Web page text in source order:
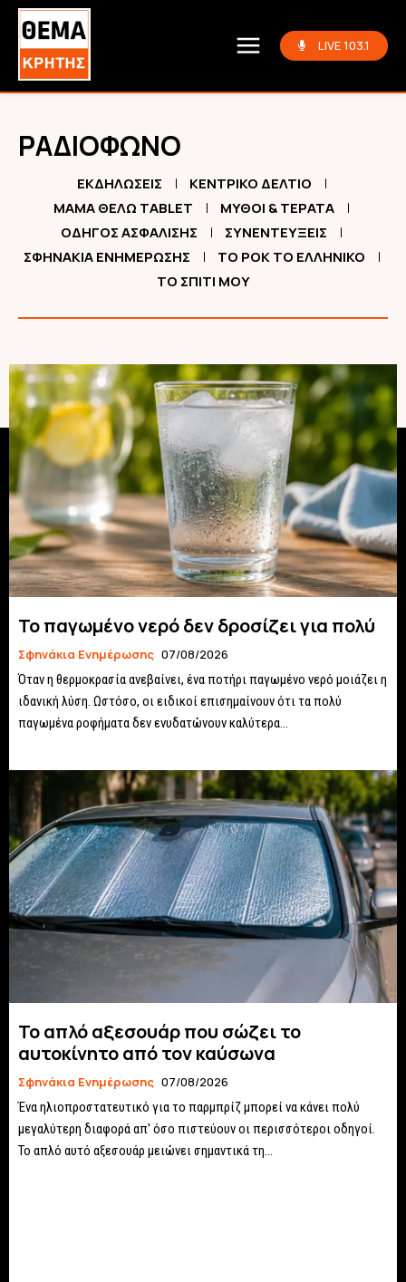
LIVE 103.1
ΡΑΔΙΟΦΩΝΟ
ΕΚΔΗΛΏΣΕΙΣ
ΚΕΝΤΡΙΚΌ ΔΕΛΤΊΟ
ΜΑΜΆ ΘΈΛΩ TABLET
ΜΎΘΟΙ & ΤΈΡΑΤΑ
ΟΔΗΓΌΣ ΑΣΦΆΛΙΣΗΣ
ΣΥΝΕΝΤΕΎΞΕΙΣ
ΣΦΗΝΆΚΙΑ ΕΝΗΜΈΡΩΣΗΣ
ΤΟ ΡΟΚ ΤΟ ΕΛΛΗΝΙΚΌ
ΤΟ ΣΠΊΤΙ ΜΟΥ
Το παγωμένο νερό δεν δροσίζει για πολύ
Σφηνάκια Ενημέρωσης 07/08/2026
Όταν η θερμοκρασία ανεβαίνει, ένα ποτήρι παγωμένο νερό μοιάζει η
ιδανική λύση. Ωστόσο, οι ειδικοί επισημαίνουν ότι τα πολύ
παγωμένα ροφήματα δεν ενυδατώνουν καλύτερα...
Το απλό αξεσουάρ που σώζει το
αυτοκίνητο από τον καύσωνα
Σφηνάκια Ενημέρωσης 07/08/2026
Ένα ηλιοπροστατευτικό για το παρμπρίζ μπορεί να κάνει πολύ
μεγαλύτερη διαφορά απ' όσο πιστεύουν οι περισσότεροι οδηγοί.
Το απλό αυτό αξεσουάρ μειώνει σημαντικά τη...